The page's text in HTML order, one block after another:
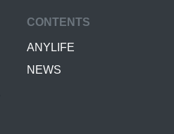
CONTENTS
ANYLIFE
NEWS